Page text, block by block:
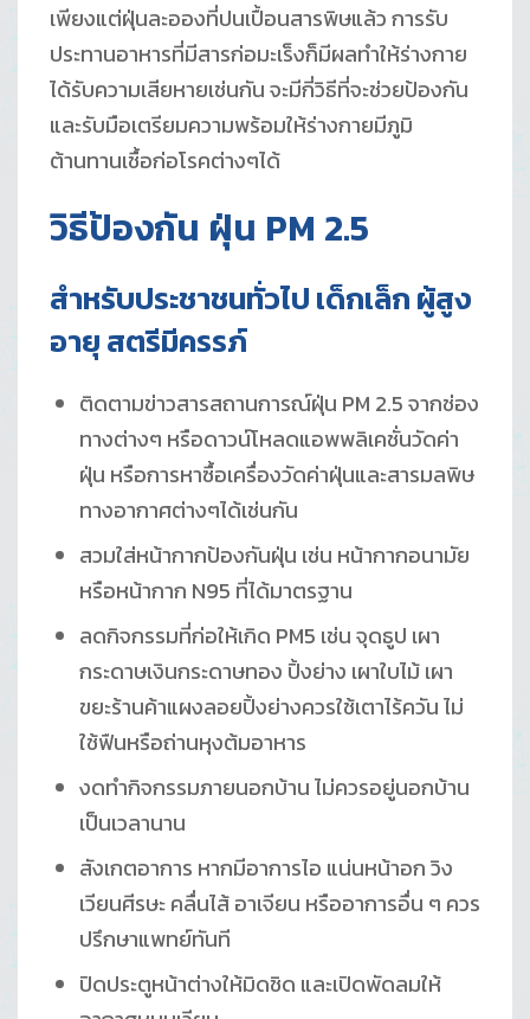
เพียงแต่ฝุ่นละอองที่ปนเปื้อนสารพิษแล้ว การรับ
ประทานอาหารที่มีสารก่อมะเร็งก็มีผลทำให้ร่างกาย
ได้รับความเสียหายเช่นกัน จะมีกี่วิธีที่จะช่วยป้องกัน
และรับมือเตรียมความพร้อมให้ร่างกายมีภูมิ
ต้านทานเชื้อก่อโรคต่างๆได้
วิธีป้องกัน ฝุ่น PM 2.5
สำหรับประชาชนทั่วไป เด็กเล็ก ผู้สูง
อายุ สตรีมีครรภ์
ติดตามข่าวสารสถานการณ์ฝุ่น PM 2.5 จากช่อง
ทางต่างๆ หรือดาวน์โหลดแอพพลิเคชั่นวัดค่า
ฝุ่น หรือการหาซื้อเครื่องวัดค่าฝุ่นและสารมลพิษ
ทางอากาศต่างๆได้เช่นกัน
สวมใส่หน้ากากป้องกันฝุ่น เช่น หน้ากากอนามัย
หรือหน้ากาก N95 ที่ได้มาตรฐาน
ลดกิจกรรมที่ก่อให้เกิด PM5 เช่น จุดธูป เผา
กระดาษเงินกระดาษทอง ปิ้งย่าง เผาใบไม้ เผา
ขยะร้านค้าแผงลอยปิ้งย่างควรใช้เตาไร้ควัน ไม่
ใช้ฟืนหรือถ่านหุงต้มอาหาร
งดทำกิจกรรมภายนอกบ้าน ไม่ควรอยู่นอกบ้าน
เป็นเวลานาน
สังเกตอาการ หากมีอาการไอ แน่นหน้าอก วิง
เวียนศีรษะ คลื่นไส้ อาเจียน หรืออาการอื่น ๆ ควร
ปรึกษาแพทย์ทันที
ปิดประตูหน้าต่างให้มิดชิด และเปิดพัดลมให้